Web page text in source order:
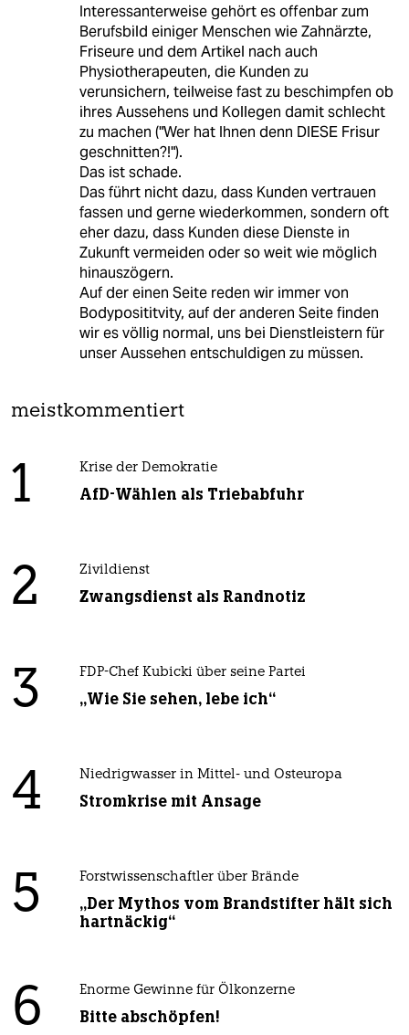
Interessanterweise gehört es offenbar zum
Berufsbild einiger Menschen wie Zahnärzte,
Friseure und dem Artikel nach auch
Physiotherapeuten, die Kunden zu
verunsichern, teilweise fast zu beschimpfen ob
ihres Aussehens und Kollegen damit schlecht
zu machen ("Wer hat Ihnen denn DIESE Frisur
geschnitten?!").
Das ist schade.
Das führt nicht dazu, dass Kunden vertrauen
fassen und gerne wiederkommen, sondern oft
eher dazu, dass Kunden diese Dienste in
Zukunft vermeiden oder so weit wie möglich
hinauszögern.
Auf der einen Seite reden wir immer von
Bodyposititvity, auf der anderen Seite finden
wir es völlig normal, uns bei Dienstleistern für
unser Aussehen entschuldigen zu müssen.
meistkommentiert
1 Krise der Demokratie
AfD-Wählen als Triebabfuhr
2 Zivildienst
Zwangsdienst als Randnotiz
3 FDP-Chef Kubicki über seine Partei
„Wie Sie sehen, lebe ich“
4 Niedrigwasser in Mittel- und Osteuropa
Stromkrise mit Ansage
5 Forstwissenschaftler über Brände
„Der Mythos vom Brandstifter hält sich
hartnäckig“
6 Enorme Gewinne für Ölkonzerne
Bitte abschöpfen!